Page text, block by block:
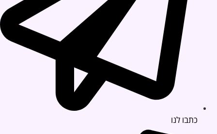
כתבו לנו